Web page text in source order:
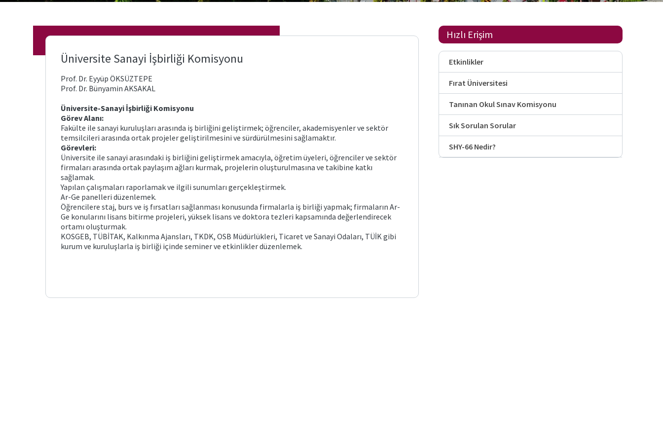
Üniversite Sanayi İşbirliği Komisyonu
Prof. Dr. Eyyüp ÖKSÜZTEPE
Prof. Dr. Bünyamin AKSAKAL
Üniversite-Sanayi İşbirliği Komisyonu
Görev Alanı:
Fakülte ile sanayi kuruluşları arasında iş birliğini geliştirmek; öğrenciler, akademisyenler ve sektör
temsilcileri arasında ortak projeler geliştirilmesini ve sürdürülmesini sağlamaktır.
Görevleri:
Üniversite ile sanayi arasındaki iş birliğini geliştirmek amacıyla, öğretim üyeleri, öğrenciler ve sektör
firmaları arasında ortak paylaşım ağları kurmak, projelerin oluşturulmasına ve takibine katkı
sağlamak.
Yapılan çalışmaları raporlamak ve ilgili sunumları gerçekleştirmek.
Ar-Ge panelleri düzenlemek.
Öğrencilere staj, burs ve iş fırsatları sağlanması konusunda firmalarla iş birliği yapmak; firmaların Ar-
Ge konularını lisans bitirme projeleri, yüksek lisans ve doktora tezleri kapsamında değerlendirecek
ortamı oluşturmak.
KOSGEB, TÜBİTAK, Kalkınma Ajansları, TKDK, OSB Müdürlükleri, Ticaret ve Sanayi Odaları, TÜİK gibi
kurum ve kuruluşlarla iş birliği içinde seminer ve etkinlikler düzenlemek.
Hızlı Erişim
Etkinlikler
Fırat Üniversitesi
Tanınan Okul Sınav Komisyonu
Sık Sorulan Sorular
SHY-66 Nedir?